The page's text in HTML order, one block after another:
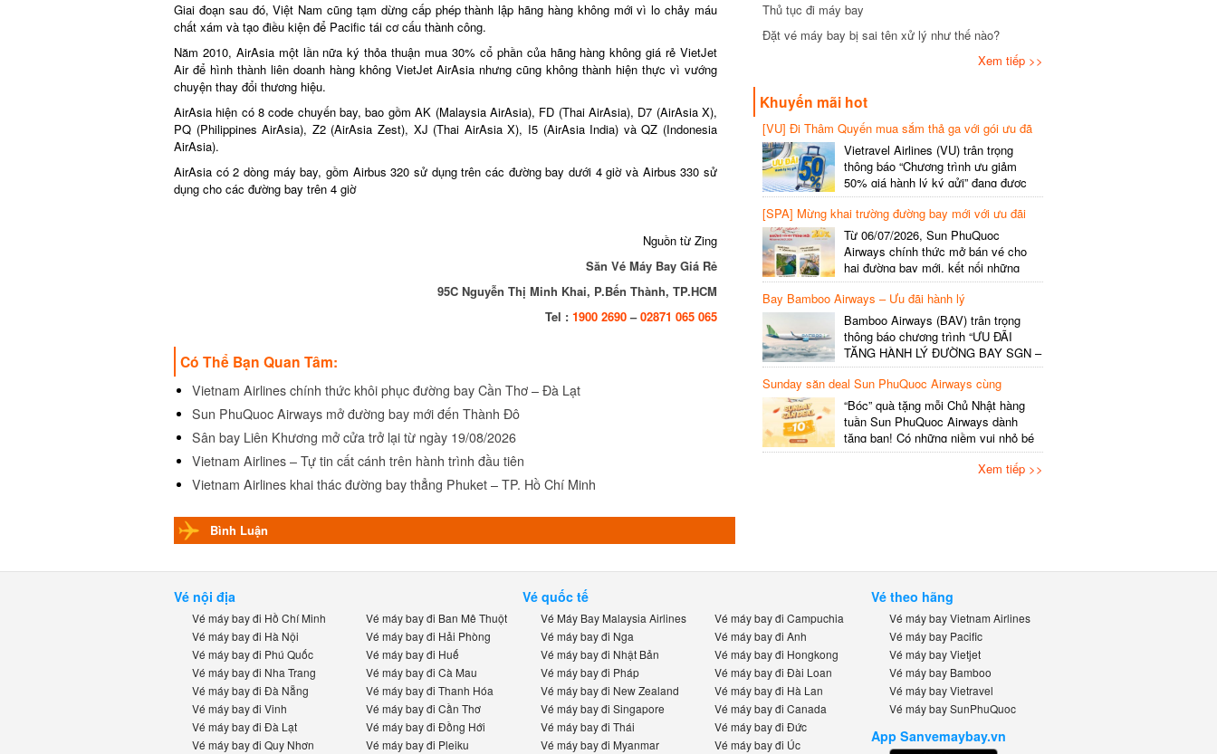
Giai đoạn sau đó, Việt Nam cũng tạm dừng cấp phép thành lập hãng hàng không mới vì lo chảy máu
chất xám và tạo điều kiện để Pacific tái cơ cấu thành công.
Năm 2010, AirAsia một lần nữa ký thỏa thuận mua 30% cổ phần của hãng hàng không giá rẻ VietJet
Air để hình thành liên doanh hàng không VietJet AirAsia nhưng cũng không thành hiện thực vì vướng
chuyện thay đổi thương hiệu.
AirAsia hiện có 8 code chuyến bay, bao gồm AK (Malaysia AirAsia), FD (Thai AirAsia), D7 (AirAsia X),
PQ (Philippines AirAsia), Z2 (AirAsia Zest), XJ (Thai AirAsia X), I5 (AirAsia India) và QZ (Indonesia
AirAsia).
AirAsia có 2 dòng máy bay, gồm Airbus 320 sử dụng trên các đường bay dưới 4 giờ và Airbus 330 sử
dụng cho các đường bay trên 4 giờ
Nguồn từ Zing
Săn Vé Máy Bay Giá Rẻ
95C Nguyễn Thị Minh Khai, P.Bến Thành, TP.HCM
Tel : 1900 2690–02871 065 065
Có Thể Bạn Quan Tâm:
Vietnam Airlines chính thức khôi phục đường bay Cần Thơ – Đà Lạt
Sun PhuQuoc Airways mở đường bay mới đến Thành Đô
Sân bay Liên Khương mở cửa trở lại từ ngày 19/08/2026
Vietnam Airlines – Tự tin cất cánh trên hành trình đầu tiên
Vietnam Airlines khai thác đường bay thẳng Phuket – TP. Hồ Chí Minh
Bình Luận
Thủ tục đi máy bay
Đặt vé máy bay bị sai tên xử lý như thế nào?
Xem tiếp >>
Khuyến mãi hot
[VU] Đi Thâm Quyến mua sắm thả ga với gói ưu đã
giảm 50% phí gói cướcVietravel Airlines (VU) trân trọng
thông báo “Chương trình ưu giảm
50% giá hành lý ký gửi” đang được
triển khai cho đường bay quốc tế mới
kết nối từ TP. Hồ Chí Minh
(SGN) đi Thâm Quyến – Trung Quốc
(SZX), chi tiết như sau: LỊCH BAY
CHI TIẾT Đường bay SHCB Giờ khởi
hành Giờ đến Tần suất…
[SPA] Mừng khai trường đường bay mới với ưu đãi
20%
Từ 06/07/2026, Sun PhuQuoc
Airways chính thức mở bán vé cho
hai đường bay mới, kết nối những
điểm đến giàu trải nghiệm, giúp hành
khách khám phá vẻ đẹp thiên nhiên
và văn hóa của miền Trung Việt Nam.
Thông tin đường bay mới Đường bay
SHCB Giờ bay Tần suất Thời gian
khai…
Bay Bamboo Airways – Ưu đãi hành lý
Bamboo Airways (BAV) trân trọng
thông báo chương trình “ƯU ĐÃI
TẶNG HÀNH LÝ ĐƯỜNG BAY SGN –
HAN v.v”, thông tin cụ thể như sau
Nội dung Ưu đãi miễn phí gói 20kg
hành lý ký gửi đối với mỗi
khách/chặng. Đối với vé lẻ – Áp
dụng: Vé xuất/đổi từ 09/6 –
30/6/2026….
Sunday săn deal Sun PhuQuoc Airways cùng
Sanvemaybay.vn“Bóc” quà tặng mỗi Chủ Nhật hàng
tuần Sun PhuQuoc Airways dành
tặng bạn! Có những niềm vui nhỏ bé
nhưng đầy háo hức: sáng Chủ Nhật,
bên ly cà phê, bạn lên kế hoạch cho
Xem tiếp >>
Vé nội địa
Vé máy bay đi Hồ Chí Minh
Vé máy bay đi Hà Nội
Vé máy bay đi Phú Quốc
Vé máy bay đi Nha Trang
Vé máy bay đi Đà Nẵng
Vé máy bay đi Vinh
Vé máy bay đi Đà Lạt
Vé máy bay đi Quy Nhơn
Vé máy bay đi Ban Mê Thuột
Vé máy bay đi Hải Phòng
Vé máy bay đi Huế
Vé máy bay đi Cà Mau
Vé máy bay đi Thanh Hóa
Vé máy bay đi Cần Thơ
Vé máy bay đi Đồng Hới
Vé máy bay đi Pleiku
Vé quốc tế
Vé Máy Bay Malaysia Airlines
Vé máy bay đi Nga
Vé máy bay đi Nhật Bản
Vé máy bay đi Pháp
Vé máy bay đi New Zealand
Vé máy bay đi Singapore
Vé máy bay đi Thái
Vé máy bay đi Myanmar
Vé máy bay đi Campuchia
Vé máy bay đi Anh
Vé máy bay đi Hongkong
Vé máy bay đi Đài Loan
Vé máy bay đi Hà Lan
Vé máy bay đi Canada
Vé máy bay đi Đức
Vé máy bay đi Úc
Vé theo hãng
Vé máy bay Vietnam Airlines
Vé máy bay Pacific
Vé máy bay Vietjet
Vé máy bay Bamboo
Vé máy bay Vietravel
Vé máy bay SunPhuQuoc
App Sanvemaybay.vn